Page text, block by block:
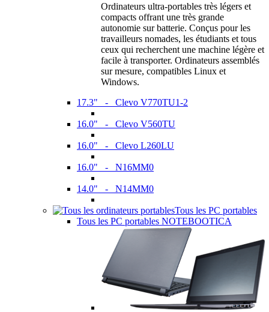
Ordinateurs ultra-portables très légers et
compacts offrant une très grande
autonomie sur batterie. Conçus pour les
travailleurs nomades, les étudiants et tous
ceux qui recherchent une machine légère et
facile à transporter. Ordinateurs assemblés
sur mesure, compatibles Linux et
Windows.
17.3" - Clevo V770TU1-2
16.0" - Clevo V560TU
16.0" - Clevo L260LU
16.0" - N16MM0
14.0" - N14MM0
Tous les PC portables
Tous les PC portables NOTEBOOTICA